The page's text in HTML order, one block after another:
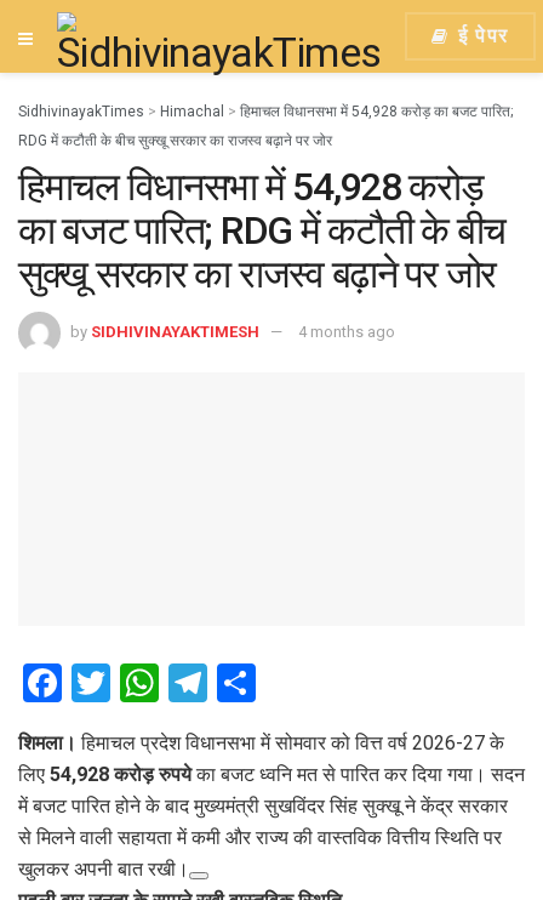
ई पेपर
SidhivinayakTimes > Himachal > हिमाचल विधानसभा में 54,928 करोड़ का बजट पारित;
RDG में कटौती के बीच सुक्खू सरकार का राजस्व बढ़ाने पर जोर
हिमाचल विधानसभा में 54,928 करोड़
का बजट पारित; RDG में कटौती के बीच
सुक्खू सरकार का राजस्व बढ़ाने पर जोर
by SIDHIVINAYAKTIMESH 4 months ago
F
ce
b
o
o
T
tt
er
W
h
at
s
A
p
T
e
gr
a
m
h
ar
e
शिमला। हिमाचल प्रदेश विधानसभा में सोमवार को वित्त वर्ष 2026-27 के
लिए 54,928 करोड़ रुपयेका बजट ध्वनि मत से पारित कर दिया गया। सदन
में बजट पारित होने के बाद मुख्यमंत्री सुखविंदर सिंह सुक्खू ने केंद्र सरकार
से मिलने वाली सहायता में कमी और राज्य की वास्तविक वित्तीय स्थिति पर
खुलकर अपनी बात रखी।